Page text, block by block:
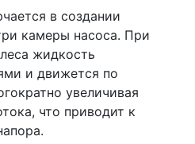
в создании
камеры насоса. При
жидкость
и движется по
увеличивая
что приводит к